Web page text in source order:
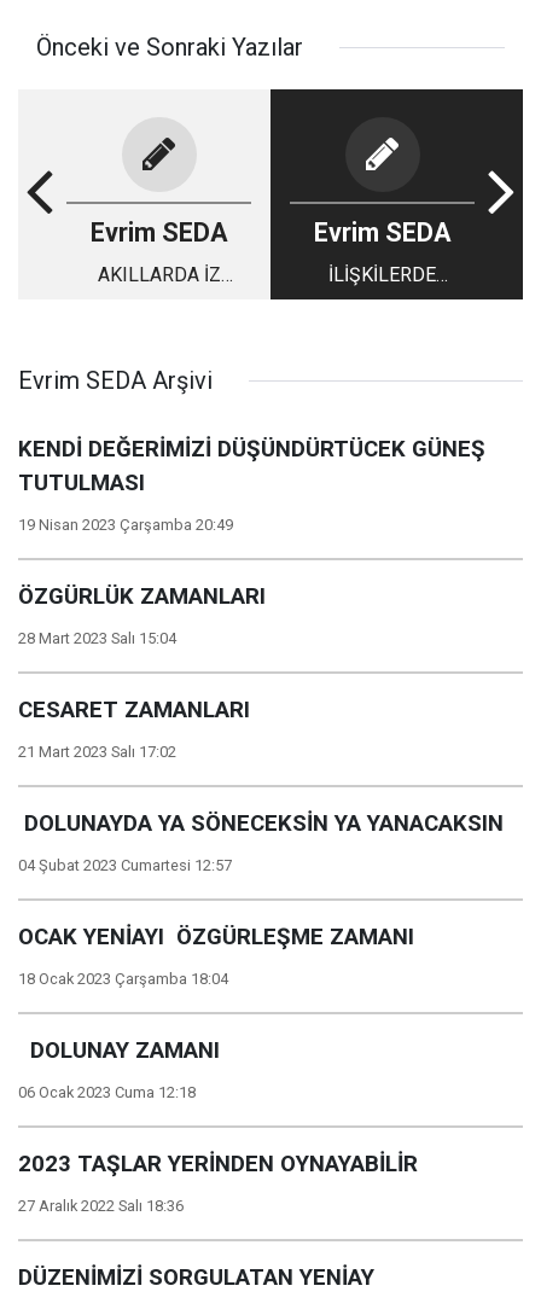
Önceki ve Sonraki Yazılar
Evrim SEDA
AKILLARDA İZ
Evrim SEDA
İLİŞKİLERDE
DEPREM ETKİSİ
Evrim SEDA Arşivi
KENDİ DEĞERİMİZİ DÜŞÜNDÜRTÜCEK GÜNEŞ
TUTULMASI
19 Nisan 2023 Çarşamba 20:49
ÖZGÜRLÜK ZAMANLARI
28 Mart 2023 Salı 15:04
CESARET ZAMANLARI
21 Mart 2023 Salı 17:02
DOLUNAYDA YA SÖNECEKSİN YA YANACAKSIN
04 Şubat 2023 Cumartesi 12:57
OCAK YENİAYI ÖZGÜRLEŞME ZAMANI
18 Ocak 2023 Çarşamba 18:04
DOLUNAY ZAMANI
06 Ocak 2023 Cuma 12:18
2023 TAŞLAR YERİNDEN OYNAYABİLİR
27 Aralık 2022 Salı 18:36
DÜZENİMİZİ SORGULATAN YENİAY